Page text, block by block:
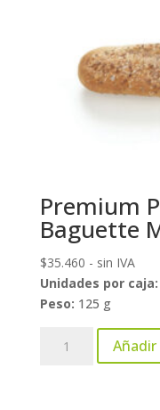
Premium
Baguette
$35.460 - sin IVA
Unidades por caja:
Peso: 125 g